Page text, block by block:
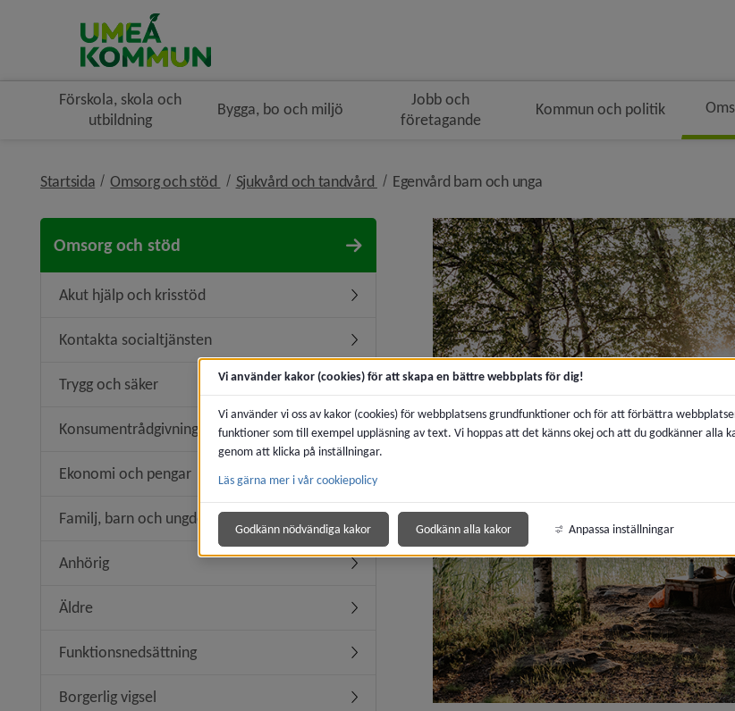
Förskola, skola och
utbildning
Bygga, bo och miljö
Jobb och
företagande
Kommun och politik
Startsida Omsorg och stöd nivå i brödsmulenavigeringen
Sjukvård och tandvård nivå i brödsmulenavigeringen
Egenvård barn och unganivå i brödsmulenavigeringen
Omsorg och stöd
Akut hjälp och krisstöd Undermeny för Akut hjälp och krisstöd
Kontakta socialtjänsten Undermeny för Kontakta socialtjänsten
Trygg och säker
Konsumentrådgivning Undermeny för Konsumentrådgivning
Ekonomi och pengar Undermeny för Ekonomi och pengar
Familj, barn och ungdom Undermeny för Familj, barn och ungdom
Anhörig Undermeny för Anhörig
Äldre Undermeny för Äldre
Funktionsnedsättning Undermeny för Funktionsnedsättning
Borgerlig vigsel Undermeny för Borgerlig vigsel
Vi använder kakor (cookies) för att skapa en bättre webbplats för dig!
Vi använder vi oss av kakor (cookies) för webbplatsens grundfunktioner och för att förbättra
funktioner som till exempel uppläsning av text. Vi hoppas att det känns okej och att du godkänner alla
genom att klicka på inställningar.
Läs gärna mer i vår cookiepolicy
Godkänn nödvändiga kakor Godkänn alla kakor Anpassa inställningar